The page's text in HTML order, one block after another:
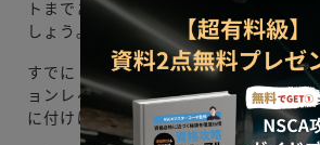
トまであるスクールもあり、多様な形
しょう。
すでにトレーナーとして働いており、
ョンレベルをさらに高めたい人であれ
に付けば問題無いかと思います。